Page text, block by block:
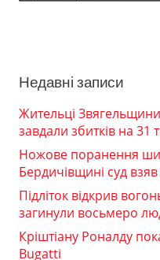
Недавні записи
Жительці
завдали збитків на 31
Ножове поранення шиї
Бердичівщині суд
Підліток відкрив
загинули восьмеро
Кріштіану Роналду
Bugatti